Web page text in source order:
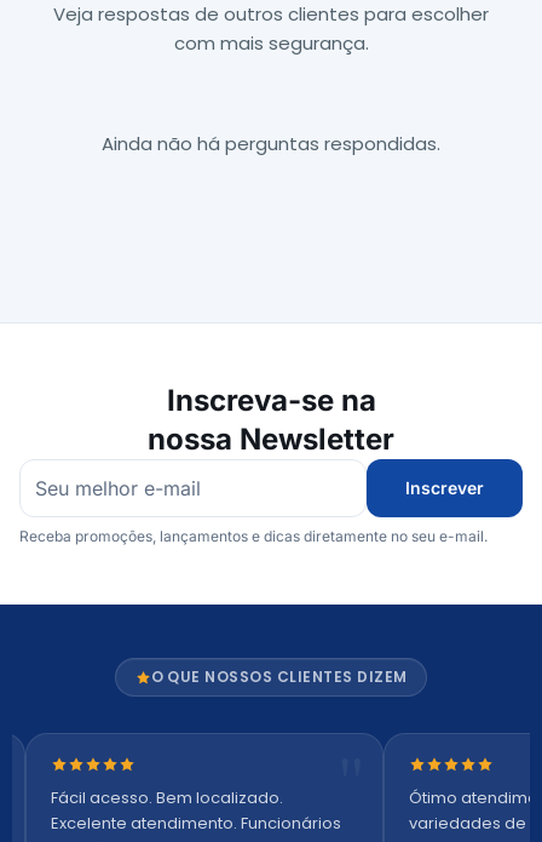
Veja respostas de outros clientes para escolher
com mais segurança.
Ainda não há perguntas respondidas.
Inscreva-se na
nossa Newsletter
Inscrever
Receba promoções, lançamentos e dicas diretamente no seu e-mail.
O QUE NOSSOS CLIENTES DIZEM
Nota 5 de 5 estrelas
Fácil acesso. Bem localizado.
Excelente atendimento. Funcionários
Nota 5 de 5
Ótimo
variedades de